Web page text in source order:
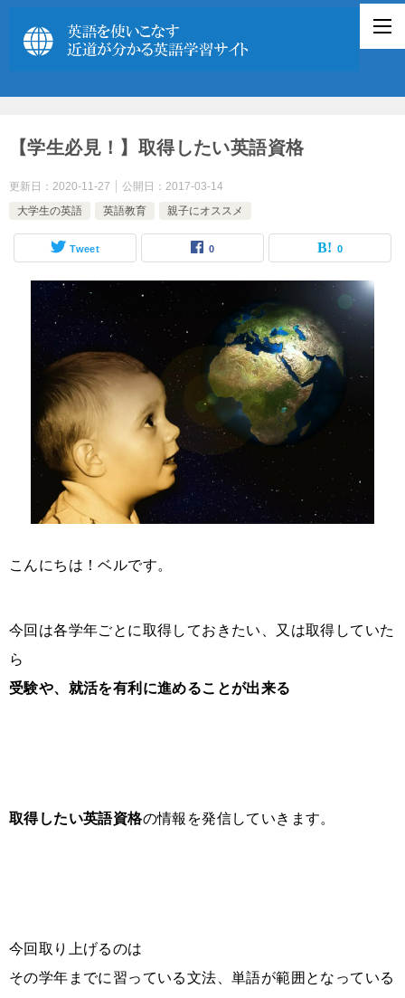
【学生必見！】取得したい英語資格
更新日： 2020-11-27 公開日： 2017-03-14
大学生の英語
英語教育 親子にオススメ
Tweet 0 0
こんにちは！ベルです。
今回は各学年ごとに取得しておきたい、又は取得していた
ら
受験や、就活を有利に進めることが出来る
取得したい英語資格の情報を発信していきます。
今回取り上げるのは
その学年までに習っている文法、単語が範囲となっている